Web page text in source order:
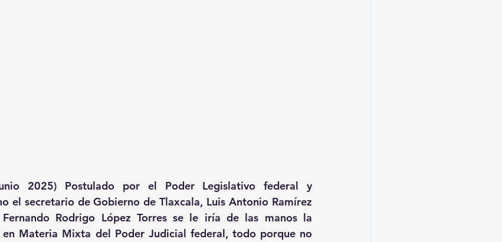
2025) Postulado por el Poder Legislativo federal y
el secretario de Gobierno de Tlaxcala, Luis Antonio Ramírez
Rodrigo López Torres se le iría de las manos la
Materia Mixta del Poder Judicial federal, todo porque no